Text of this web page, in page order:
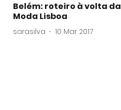
Belém: roteiro à volta da
Moda Lisboa
sarasilva 10 Mar 2017